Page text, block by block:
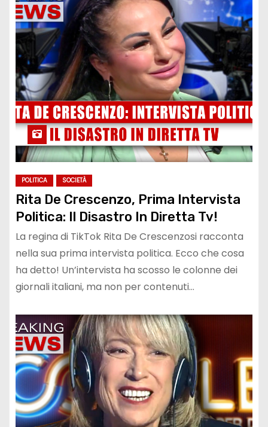
POLITICA SOCIETÀ
Rita De Crescenzo, Prima Intervista
Politica: Il Disastro In Diretta Tv!
La regina di TikTok Rita De Crescenzosi racconta
nella sua prima intervista politica. Ecco che cosa
ha detto! Un’intervista ha scosso le colonne dei
giornali italiani, ma non per contenuti…